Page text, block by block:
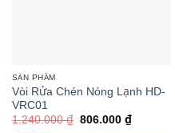
SẢN PHẨM
Vòi Rửa Chén Nóng Lạnh HD-
VRC01
1.240.000₫ Giá
806.000 ₫Giá